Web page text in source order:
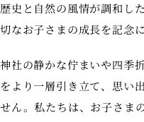
歴史と自然の風情が調和し
切なお子さまの成長を記念
神社の静かな佇まいや四季
をより一層引き立て、思い
せん。私たちは、お子さま